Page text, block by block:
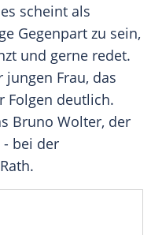
scheint als
Gegenpart zu sein,
und gerne redet.
Frau, das
Folgen deutlich.
Bruno Wolter, der
- bei der
.